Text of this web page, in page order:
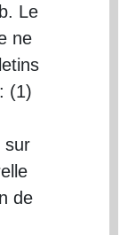
Le
ne
(1)
sur
de